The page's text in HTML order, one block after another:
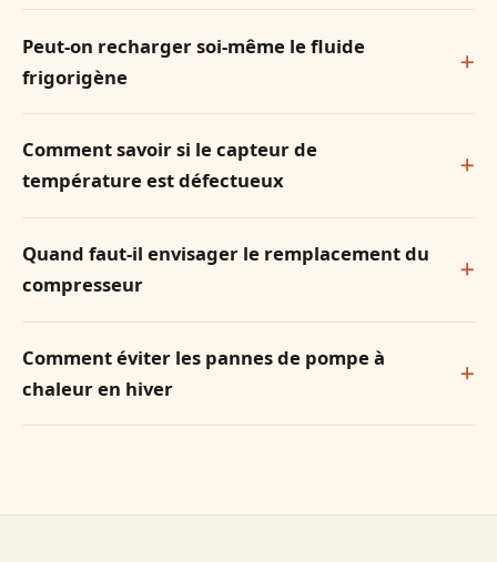
Peut-on recharger soi-même le fluide
frigorigène
Comment savoir si le capteur de
température est défectueux
Quand faut-il envisager le remplacement du
compresseur
Comment éviter les pannes de pompe à
chaleur en hiver